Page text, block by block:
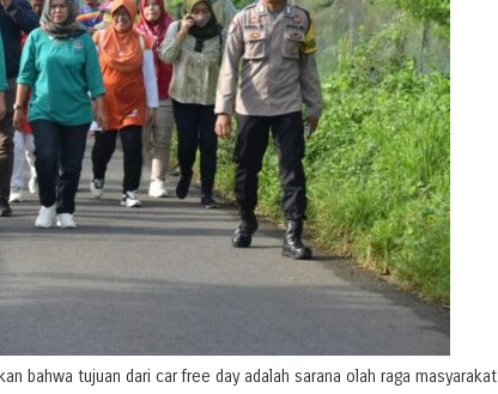
bahwa tujuan dari car free day adalah sarana olah raga masyarakat